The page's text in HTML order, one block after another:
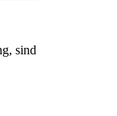
sind